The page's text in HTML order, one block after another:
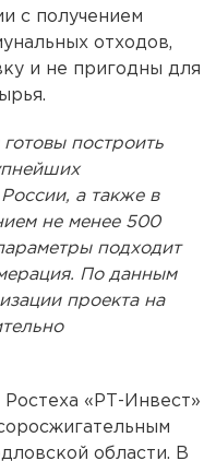
с получением
отходов,
и не пригодны для
построить
а также в
не менее 500
подходит
По данным
проекта на
«РТ-Инвест»
области. В